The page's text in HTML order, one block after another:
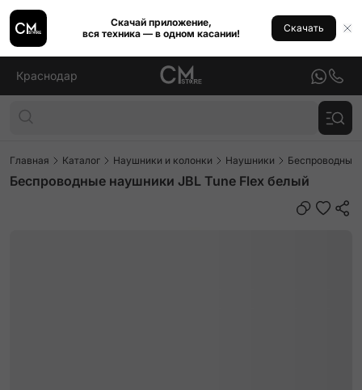
Скачай приложение,
вся техника — в одном касании!
Скачать
Краснодар
Главная Каталог Наушники и колонки Наушники Беспроводные
Беспроводные наушники JBL Tune Flex белый